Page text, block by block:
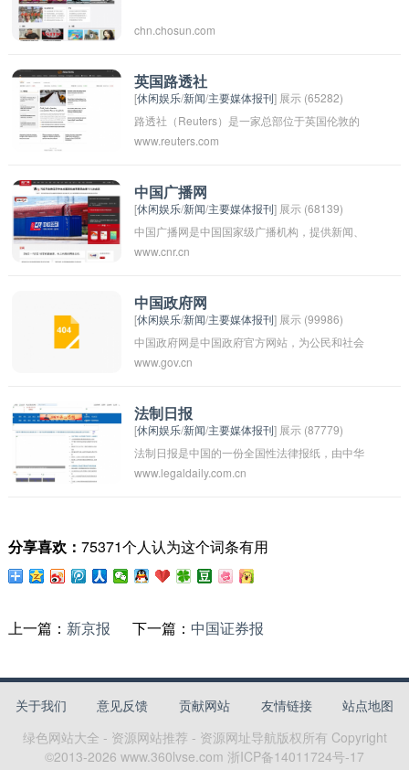
chn.chosun.com
英国路透社
[休闲娱乐/新闻/主要媒体报刊] 展示 (65282)
路透社（Reuters）是一家总部位于英国伦敦的
国际性通讯社，成立于1851年，是全球最大的多
面的新闻报道闻名于世，涵盖了全球范围内的新
闻、金融、市场和政治事件。它的新闻稿件被全
球各大传媒机构广泛使用，对国际社会和市场有
着深远的影响力。
www.reuters.com
中国广播网
[休闲娱乐/新闻/主要媒体报刊] 展示 (68139)
中国广播网是中国国家级广播机构，提供新闻、
音乐、文化、教育等广播节目。该机构成立于
国各地提供广播服务。中国广播网致力于传播中
国文化，促进各地区之间的文化交流和融合。
www.cnr.cn
中国政府网
[休闲娱乐/新闻/主要媒体报刊] 展示 (99986)
中国政府网是中国政府官方网站，为公民和社会
提供政府机构和政府工作的信息服务平台，也是
道。通过该网站，公众可以了解中国政府的组织
机构、职责分工、政府政策和法律法规等内容。
此外，中国政府网也提供了在线办事服务、政策
解读、新闻发布等功能，方便公众获取各类信息
www.gov.cn
法制日报
[休闲娱乐/新闻/主要媒体报刊] 展示 (87779)
法制日报是中国的一份全国性法律报纸，由中华
全国律师协会主办，是中国社会法治建设的重要
的新闻和信息。 法制日报以公正客观、权威准确
的报道风格和立场，为广大读者提供法律知识和
www.legaldaily.com.cn
分享喜欢： 75371个人认为这个词条有用
上一篇： 新京报 下一篇： 中国证券报
关于我们 意见反馈 贡献网站 友情链接
站点地图
绿色网站大全 - 资源网站推荐 - 资源网址导航版权所有 Copyright
©2013-2026 www.360lvse.com 浙ICP备14011724号-17